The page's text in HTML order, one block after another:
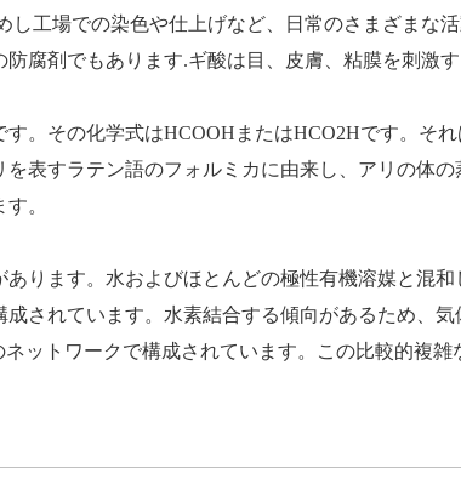
工場での染色や仕上げなど、日常のさまざまな
腐剤でもあります.ギ酸は目、皮膚、粘膜を刺激
。その化学式はHCOOHまたはHCO2Hです。そ
表すラテン語のフォルミカに由来し、アリの体
。
ります。水およびほとんどの極性有機溶媒と混
されています。水素結合する傾向があるため、
ットワークで構成されています。この比較的複